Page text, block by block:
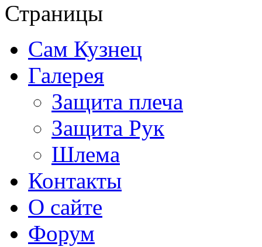
Страницы
Сам Кузнец
Галерея
Защита плеча
Защита Рук
Шлема
Контакты
О сайте
Форум